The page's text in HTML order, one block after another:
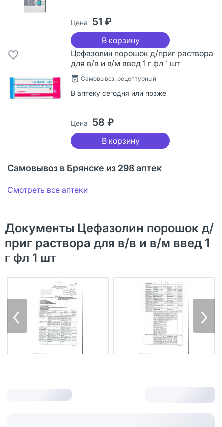
Цена 51 ₽
В корзину
Цефазолин порошок д/приг раствора
для в/в и в/м введ 1 г фл 1 шт
Самовывоз: рецептурный
В аптеку сегодня или позже
Цена 58 ₽
В корзину
Самовывоз в Брянске из 298 аптек
Смотреть все аптеки
Документы Цефазолин порошок д/
приг раствора для в/в и в/м введ 1
г фл 1 шт